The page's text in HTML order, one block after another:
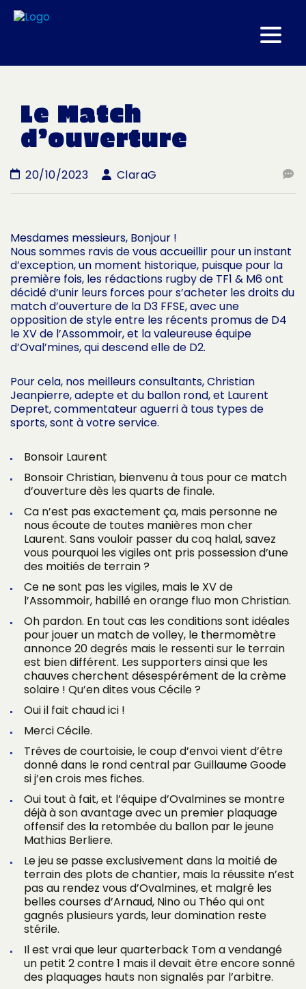
Le Match
d’ouverture
20/10/2023 ClaraG
Mesdames messieurs, Bonjour !
Nous sommes ravis de vous accueillir pour un instant
d’exception, un moment historique, puisque pour la
première fois, les rédactions rugby de TF1 & M6 ont
décidé d’unir leurs forces pour s’acheter les droits du
match d’ouverture de la D3 FFSE, avec une
opposition de style entre les récents promus de D4
le XV de l’Assommoir, et la valeureuse équipe
d’Oval’mines, qui descend elle de D2.
Pour cela, nos meilleurs consultants, Christian
Jeanpierre, adepte et du ballon rond, et Laurent
Depret, commentateur aguerri à tous types de
sports, sont à votre service.
Bonsoir Laurent
Bonsoir Christian, bienvenu à tous pour ce match
d’ouverture dès les quarts de finale.
Ca n’est pas exactement ça, mais personne ne
nous écoute de toutes manières mon cher
Laurent. Sans vouloir passer du coq halal, savez
vous pourquoi les vigiles ont pris possession d’une
des moitiés de terrain ?
Ce ne sont pas les vigiles, mais le XV de
l’Assommoir, habillé en orange fluo mon Christian.
Oh pardon. En tout cas les conditions sont idéales
pour jouer un match de volley, le thermomètre
annonce 20 degrés mais le ressenti sur le terrain
est bien différent. Les supporters ainsi que les
chauves cherchent désespérément de la crème
solaire ! Qu’en dites vous Cécile ?
Oui il fait chaud ici !
Merci Cécile.
Trêves de courtoisie, le coup d’envoi vient d’être
donné dans le rond central par Guillaume Goode
si j’en crois mes fiches.
Oui tout à fait, et l’équipe d’Ovalmines se montre
déjà à son avantage avec un premier plaquage
offensif des la retombée du ballon par le jeune
Mathias Berliere.
Le jeu se passe exclusivement dans la moitié de
terrain des plots de chantier, mais la réussite n’est
pas au rendez vous d’Ovalmines, et malgré les
belles courses d’Arnaud, Nino ou Théo qui ont
gagnés plusieurs yards, leur domination reste
stérile.
Il est vrai que leur quarterback Tom a vendangé
un petit 2 contre 1 mais il devait être encore sonné
des plaquages hauts non signalés par l’arbitre.